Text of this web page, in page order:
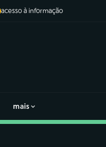
acesso à informação
mais